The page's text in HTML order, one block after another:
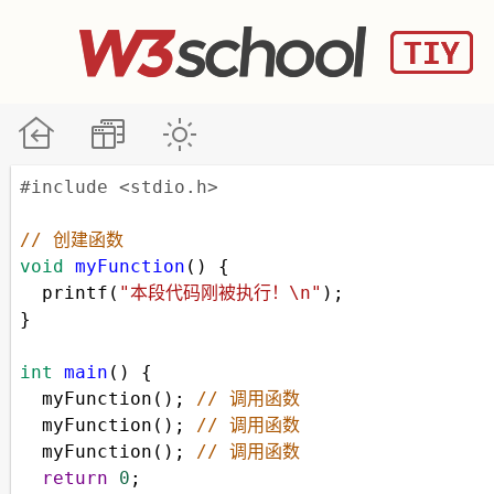
#include <stdio.h>
// 创建函数
void myFunction () {
printf ( "本段代码刚被执行！\n" );
}
int main () {
myFunction (); // 调用函数
myFunction (); // 调用函数
myFunction (); // 调用函数
return
0 ;